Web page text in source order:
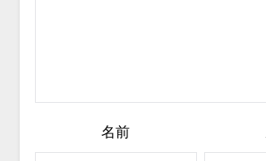
名前